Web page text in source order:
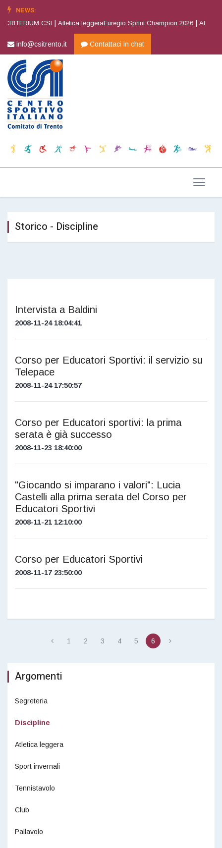
NEWS:
CSI |Atletica leggeraEuregio Sprint Champion 2026 |Atletica
info@csitrento.it Contattaci in chat
Storico - Discipline
Intervista a Baldini
2008-11-24 18:04:41
Corso per Educatori Sportivi: il servizio su
Telepace
2008-11-24 17:50:57
Corso per Educatori sportivi: la prima
serata è già successo
2008-11-23 18:40:00
"Giocando si imparano i valori": Lucia
Castelli alla prima serata del Corso per
Educatori Sportivi
2008-11-21 12:10:00
Corso per Educatori Sportivi
2008-11-17 23:50:00
1 2 3 4 5 6
Argomenti
Segreteria
Discipline
Atletica leggera
Sport invernali
Tennistavolo
Club
Pallavolo